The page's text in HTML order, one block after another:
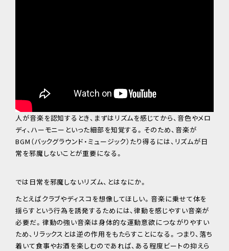
人が音楽を認知するとき、まずはリズムを感じてから、音色やメロ
ディ、ハーモニーといった細部を知覚する。そのため、音楽が
BGM（バックグラウンド・ミュージック）たり得るには、リズムが日
常を邪魔しないことが重要になる。
では日常を邪魔しないリズム、とはなにか。
たとえばクラブやディスコを想像してほしい。音楽に乗せて体を
揺らすという行為を誘発するためには、律動を感じやすい音楽が
必要だ。律動の強い音楽は身体的な運動意欲につながりやすい
ため、リラックスとは逆の作用をもたらすことになる。つまり、落ち
着いて食事やお酒を楽しむのであれば、ある程度ビートの抑えら